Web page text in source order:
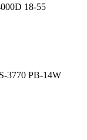
18-55
3770 PB-14W